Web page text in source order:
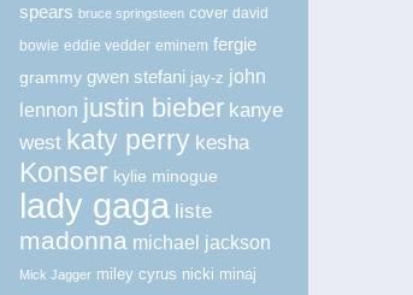
spears bruce springsteen cover david
bowie eddie vedder eminem fergie
grammy gwen stefani jay-z john
lennon justin bieber kanye
west katy perry kesha
Konser kylie minogue
lady gaga liste
madonna michael jackson
Mick Jagger miley cyrus nicki minaj